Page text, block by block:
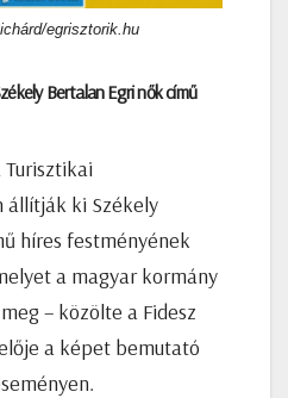
egrisztorik.hu
Bertalan Egri nők című
Turisztikai
ki Székely
híres festményének
a magyar kormány
– közölte a Fidesz
a képet bemutató